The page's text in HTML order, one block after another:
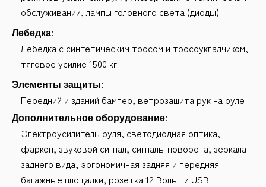
обслуживании, лампы головного света (диоды)
Лебедка:
Лебедка с синтетическим тросом и тросоукладчиком,
тяговое усилие 1500 кг
Элементы защиты:
Передний и зданий бампер, ветрозащита рук на руле
Дополнительное оборудование:
Электроусилитель руля, светодиодная оптика,
фаркоп, звуковой сигнал, сигналы поворота, зеркала
заднего вида, эргономичная задняя и передняя
багажные площадки, розетка 12 Вольт и USB